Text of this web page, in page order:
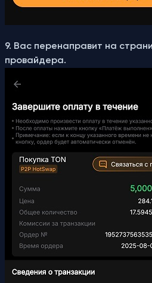
9. Вас перенаправит на
провайдера.